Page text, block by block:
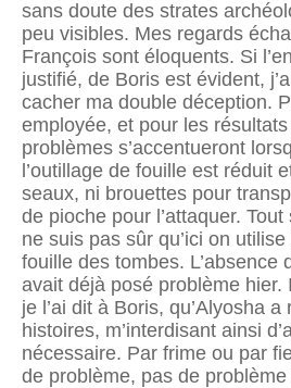
sans doute des strates
peu visibles. Mes regards
François sont éloquents. Si
justifié, de Boris est évident,
cacher ma double déception.
employée, et pour les
problèmes s’accentueront
l’outillage de fouille est réduit
seaux, ni brouettes pour
de pioche pour l’attaquer.
ne suis pas sûr qu’ici on
fouille des tombes. L’absence
avait déjà posé problème hier.
je l’ai dit à Boris, qu’Alyosha
histoires, m’interdisant ainsi
nécessaire. Par frime ou par
de problème, pas de